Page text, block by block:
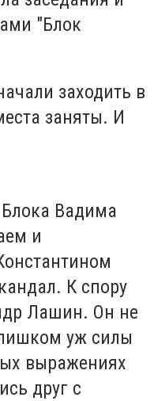
"Блок
заходить в
заняты. И
Вадима
и
К спору
Лашин. Он не
уж силы
выражениях
друг с